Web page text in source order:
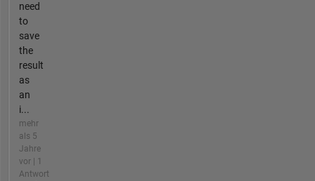
need
to
save
the
result
as
an
i...
mehr
als 5
Jahre
vor | 1
Antwort